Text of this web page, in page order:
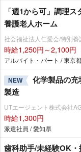
「週1から可」調理
養護老人ホーム
社会福祉法人仁愛会/特別
時給1,250円～2,100円
アルバイト・パート / 東京
NEW
化学製品の充
製造
UTエージェント株式会社
時給1,300円
派遣社員 / 愛知県
歯科助手/未経験OK